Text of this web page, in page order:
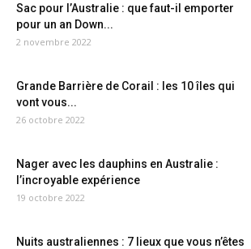
Sac pour l’Australie : que faut-il emporter
pour un an Down...
2 novembre 2022
Grande Barrière de Corail : les 10 îles qui
vont vous...
26 octobre 2022
Nager avec les dauphins en Australie :
l’incroyable expérience
19 octobre 2022
Nuits australiennes : 7 lieux que vous n’êtes